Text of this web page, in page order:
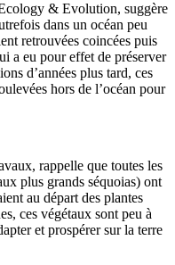
& Evolution, suggère
dans un océan peu
retrouvées coincées puis
a eu pour effet de préserver
d’années plus tard, ces
hors de l’océan pour
rappelle que toutes les
plus grands séquoias) ont
au départ des plantes
ces végétaux sont peu à
et prospérer sur la terre